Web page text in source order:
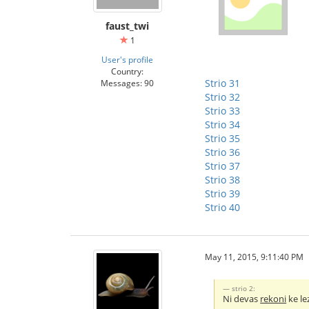
faust_twi
1
User's profile
Country:
Messages: 90
Strio 31
Strio 32
Strio 33
Strio 34
Strio 35
Strio 36
Strio 37
Strio 38
Strio 39
Strio 40
May 11, 2015, 9:11:40 PM
strio 2:
Ni devas rekoni ke